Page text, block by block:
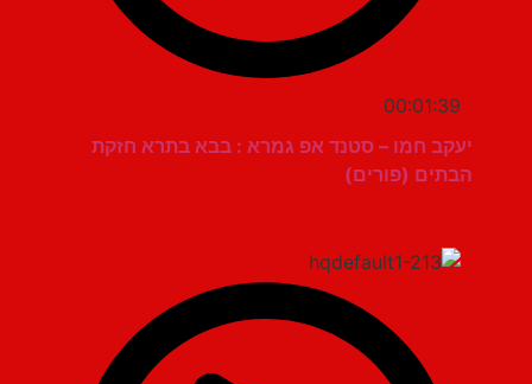
00:01:39
יעקב חמו – סטנד אפ גמרא : בבא בתרא חזקת
הבתים (פורים)